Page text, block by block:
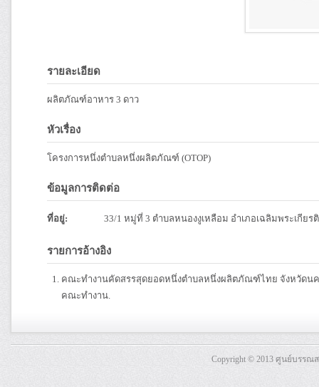
รายละเอียด
ผลิตภัณฑ์อาหาร 3 ดาว
หัวเรื่อง
โครงการหนึ่งตำบลหนึ่งผลิตภัณฑ์ (OTOP)
ข้อมูลการติดต่อ
ที่อยู่: 33/1 หมู่ที่ 3 ตำบลหนองงูเหลือม อำเภอเฉลิมพระเกียร
รายการอ้างอิง
คณะทำงานคัดสรรสุดยอดหนึ่งตำบลหนึ่งผลิตภัณฑ์ไทย จังหวัดนค
คณะทำงาน.
Copyright © 2013 ศูนย์บรร